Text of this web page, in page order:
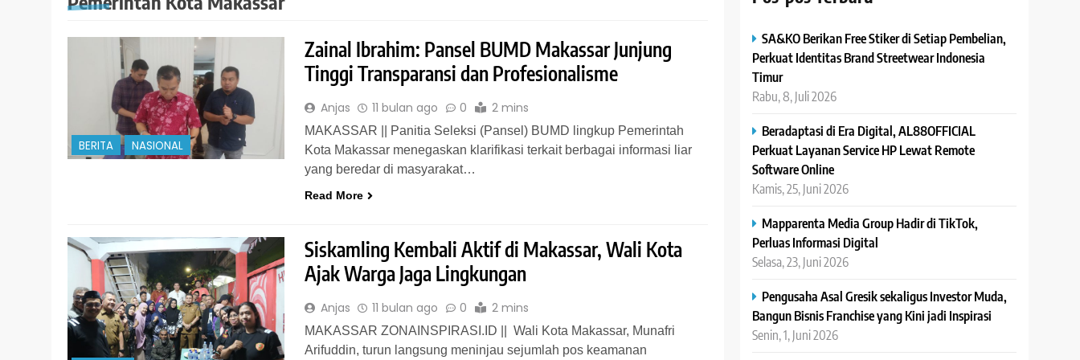
BERITA NASIONAL
Zainal Ibrahim: Pansel BUMD Makassar Junjung
Tinggi Transparansi dan Profesionalisme
Anjas 11 bulan ago 0 2 mins
MAKASSAR || Panitia Seleksi (Pansel) BUMD lingkup Pemerintah
Kota Makassar menegaskan klarifikasi terkait berbagai informasi liar
yang beredar di masyarakat…
Read More
Siskamling Kembali Aktif di Makassar, Wali Kota
Ajak Warga Jaga Lingkungan
Anjas 11 bulan ago 0 2 mins
MAKASSAR ZONAINSPIRASI.ID || Wali Kota Makassar, Munafri
Arifuddin, turun langsung meninjau sejumlah pos keamanan
SA&KO Berikan Free Stiker di Setiap Pembelian,
Perkuat Identitas Brand Streetwear Indonesia
Timur
Rabu, 8, Juli 2026
Beradaptasi di Era Digital, AL88OFFICIAL
Perkuat Layanan Service HP Lewat Remote
Software Online
Kamis, 25, Juni 2026
Mapparenta Media Group Hadir di TikTok,
Perluas Informasi Digital
Selasa, 23, Juni 2026
Pengusaha Asal Gresik sekaligus Investor Muda,
Bangun Bisnis Franchise yang Kini jadi Inspirasi
Senin, 1, Juni 2026